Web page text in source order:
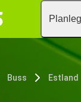
Buss Estland